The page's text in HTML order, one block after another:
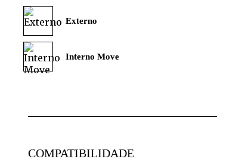
Externo
Interno Move
COMPATIBILIDADE